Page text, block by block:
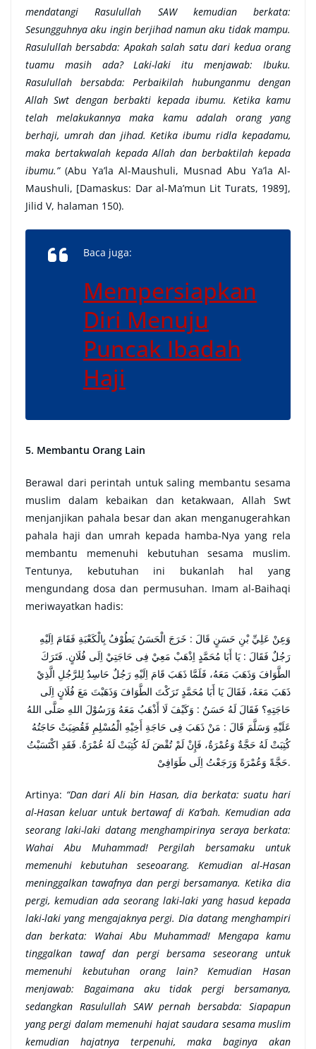
mendatangi Rasulullah SAW kemudian berkata:
Sesungguhnya aku ingin berjihad namun aku tidak mampu.
Rasulullah bersabda: Apakah salah satu dari kedua orang
tuamu masih ada? Laki-laki itu menjawab: Ibuku.
Rasulullah bersabda: Perbaikilah hubunganmu dengan
Allah Swt dengan berbakti kepada ibumu. Ketika kamu
telah melakukannya maka kamu adalah orang yang
berhaji, umrah dan jihad. Ketika ibumu ridla kepadamu,
maka bertakwalah kepada Allah dan berbaktilah kepada
ibumu.”(Abu Ya’la Al-Maushuli, Musnad Abu Ya’la Al-
Maushuli, [Damaskus: Dar al-Ma’mun Lit Turats, 1989],
Jilid V, halaman 150).
Baca juga:
Mempersiapkan
Diri Menuju
Puncak Ibadah
Haji
5. Membantu Orang Lain
Berawal dari perintah untuk saling membantu sesama
muslim dalam kebaikan dan ketakwaan, Allah Swt
menjanjikan pahala besar dan akan menganugerahkan
pahala haji dan umrah kepada hamba-Nya yang rela
membantu memenuhi kebutuhan sesama muslim.
Tentunya, kebutuhan ini bukanlah hal yang
mengundang dosa dan permusuhan. Imam al-Baihaqi
meriwayatkan hadis:
رَجُلٌ فَقَالَ : يَا أَبَا مُحَمَّدٍ اِذْهَبْ مَعِيْ فِى حَاجَتِيْ اِلَى فُلَانٍ. فَتَرَكَ
الطَّوَافَ وَذَهَبَ مَعَهُ، فَلَمَّا ذَهَبَ قَامَ اِلَيْهِ رَجُلٌ حَاسِدٌ لِلرَّجُلِ الَّذِيْ
ذَهَبَ مَعَهُ، فَقَالَ يَا أَبَا مُحَمَّدٍ تَرَكْتَ الطَّوَافَ وَذَهَبْتَ مَعَ فُلَانٍ اِلَى
حَاجَتِهِ؟ فَقَالَ لَهُ حَسَنٌ : وَكَيْفَ لَا أَذْهَبُ مَعَهُ وَرَسُوْلَ اللهِ صَلَّى اللهُ
عَلَيْهِ وَسَلَّمَ قَالَ : مَنْ ذَهَبَ فِى حَاجَةِ أَخِيْهِ الْمُسْلِمِ فَقُضِيَتْ حَاجَتُهُ
كُتِبَتْ لَهُ حَجَّةٌ وَعُمْرَةٌ، فَإِنْ لَمْ تُقْضَ لَهُ كُتِبَتْ لَهُ عُمْرَةٌ. فَقَدِ اكْتَسَبْتُ
حَجَّةً وَعُمْرَةً وَرَجَعْتُ اِلَى طَوَافِىْ.
Artinya: “Dan dari Ali bin Hasan, dia berkata: suatu hari
al-Hasan keluar untuk bertawaf di Ka’bah. Kemudian ada
seorang laki-laki datang menghampirinya seraya berkata:
Wahai Abu Muhammad! Pergilah bersamaku untuk
memenuhi kebutuhan seseoarang. Kemudian al-Hasan
meninggalkan tawafnya dan pergi bersamanya. Ketika dia
pergi, kemudian ada seorang laki-laki yang hasud kepada
laki-laki yang mengajaknya pergi. Dia datang menghampiri
dan berkata: Wahai Abu Muhammad! Mengapa kamu
tinggalkan tawaf dan pergi bersama seseorang untuk
memenuhi kebutuhan orang lain? Kemudian Hasan
menjawab: Bagaimana aku tidak pergi bersamanya,
sedangkan Rasulullah SAW pernah bersabda: Siapapun
yang pergi dalam memenuhi hajat saudara sesama muslim
kemudian hajatnya terpenuhi, maka baginya akan